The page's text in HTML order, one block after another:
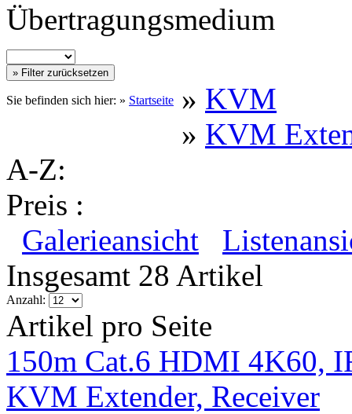
Übertragungsmedium
Sie befinden sich hier: » Startseite » KVM
» KVM
A-Z:
Preis :
Galerieansicht
Insgesamt 28 Artikel
Anzahl:
Artikel pro Seite
150m Cat.6 HDMI 4K60,
KVM Extender, Receiver